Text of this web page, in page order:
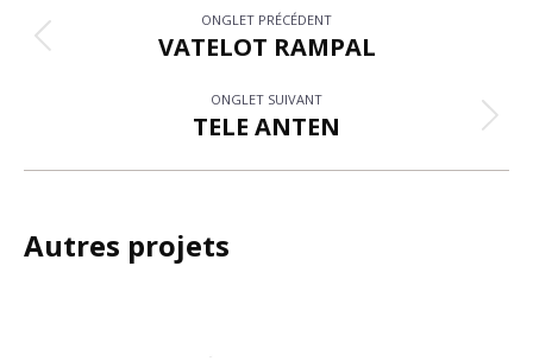
de
commentaire
ONGLET PRÉCÉDENT
Onglet
VATELOT RAMPAL
ONGLET SUIVANT
Projets
TELE ANTEN
Autres projets